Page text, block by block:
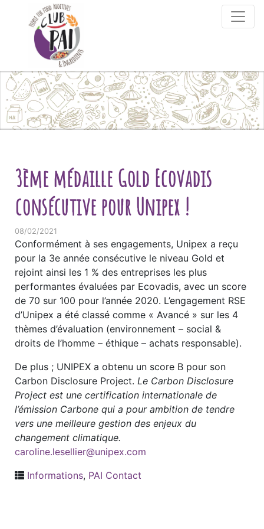
Skip to content
3ème médaille Gold Ecovadis
consécutive pour Unipex !
08/02/2021
Conformément à ses engagements, Unipex a reçu
pour la 3e année consécutive le niveau Gold et
rejoint ainsi les 1 % des entreprises les plus
performantes évaluées par Ecovadis, avec un score
de 70 sur 100 pour l’année 2020. L’engagement RSE
d’Unipex a été classé comme « Avancé » sur les 4
thèmes d’évaluation (environnement – social &
droits de l’homme – éthique – achats responsable).
De plus ; UNIPEX a obtenu un score B pour son
Carbon Disclosure Project. Le Carbon Disclosure
Project est une certification internationale de
l’émission Carbone qui a pour ambition de tendre
vers une meilleure gestion des enjeux du
changement climatique.
caroline.lesellier@unipex.com
Informations, PAI Contact